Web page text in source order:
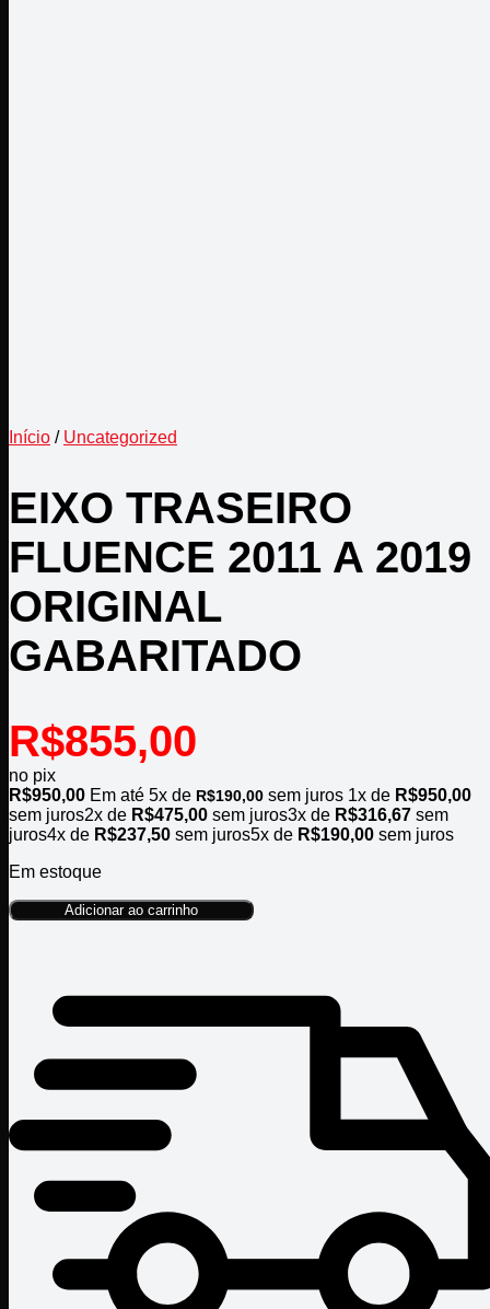
Início / Uncategorized
EIXO TRASEIRO
FLUENCE 2011 A 2019
ORIGINAL
GABARITADO
R$855,00
no pix
R$950,00 Em até 5x de R$190,00 sem juros 1x de R$950,00
sem juros2x de R$475,00 sem juros3x de R$316,67 sem
juros4x de R$237,50 sem juros5x de R$190,00 sem juros
Em estoque
Adicionar ao carrinho